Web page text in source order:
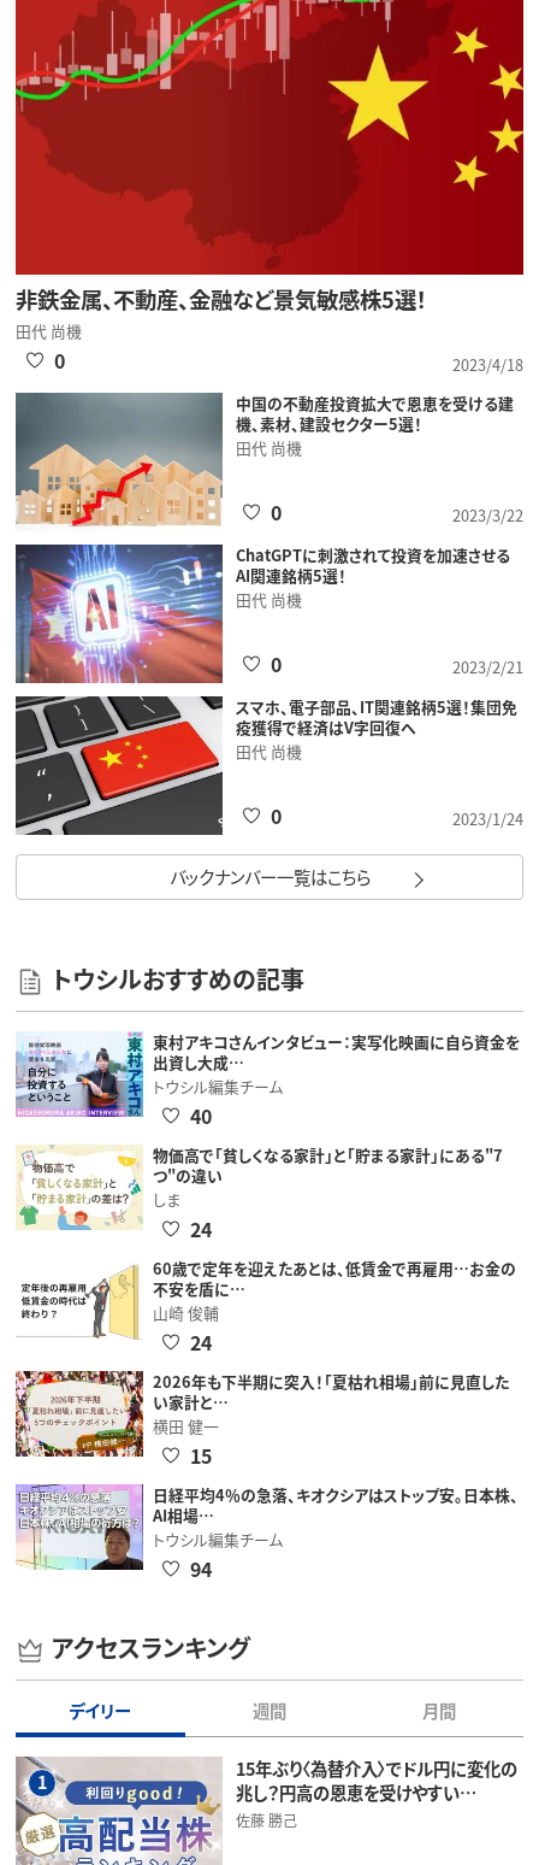
非鉄金属、不動産、金融など景気敏感株5選！
田代 尚機
2023/4/18
0
中国の不動産投資拡大で恩恵を受ける建
機、素材、建設セクター5選！
田代 尚機
2023/3/22
0
ChatGPTに刺激されて投資を加速させる
AI関連銘柄5選！
田代 尚機
2023/2/21
0
スマホ、電子部品、IT関連銘柄5選！集団免
疫獲得で経済はV字回復へ
田代 尚機
2023/1/24
0
バックナンバー一覧はこちら
トウシルおすすめの記事
東村アキコさんインタビュー：実写化映画に自ら資金を
出資し大成…
トウシル編集チーム
40
物価高で「貧しくなる家計」と「貯まる家計」にある"7
つ"の違い
しま
24
60歳で定年を迎えたあとは、低賃金で再雇用…お金の
不安を盾に…
山崎 俊輔
24
2026年も下半期に突入！「夏枯れ相場」前に見直した
い家計と…
横田 健一
15
日経平均4％の急落、キオクシアはストップ安。日本株、
AI相場…
トウシル編集チーム
94
アクセスランキング
デイリー 週間 月間
1
15年ぶり〈為替介入〉でドル円に変化の
兆し？円高の恩恵を受けやすい…
佐藤 勝己